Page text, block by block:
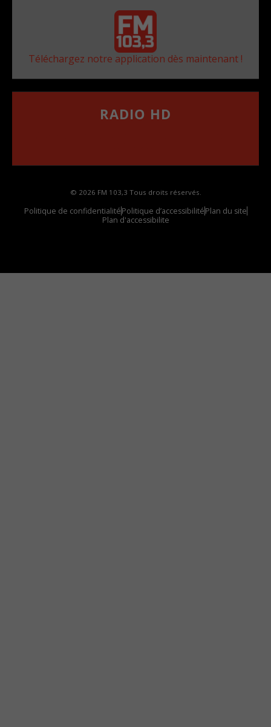
Téléchargez notre application dès maintenant !
RADIO HD
© 2026 FM 103,3 Tous droits réservés.
Politique de confidentialitéPolitique d’accessibilitéPlan du site
Plan d'accessibilite